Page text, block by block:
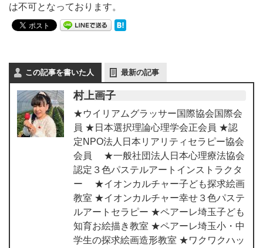
は不可となっております。
この記事を書いた人 最新の記事
村上画子
★ウイリアムグラッサー国際協会国際会
員 ★日本選択理論心理学会正会員 ★認
定NPO法人日本リアリティセラピー協会
会員 ★一般社団法人日本心理療法協会
認定３色パステルアートインストラクタ
ー ★イオンカルチャー子ども探求絵画
教室 ★イオンカルチャー幸せ３色パステ
ルアートセラピー ★ペアーレ埼玉子ども
知育お絵描き教室 ★ペアーレ埼玉小・中
学生の探求絵画造形教室 ★ワクワクハッ